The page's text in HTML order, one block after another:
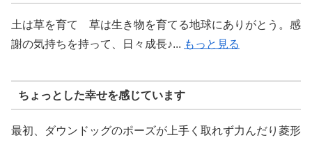
土は草を育て 草は生き物を育てる地球にありがとう。感
謝の気持ちを持って、日々成長♪... もっと見る
ちょっとした幸せを感じています
最初、ダウンドッグのポーズが上手く取れず力んだり菱形